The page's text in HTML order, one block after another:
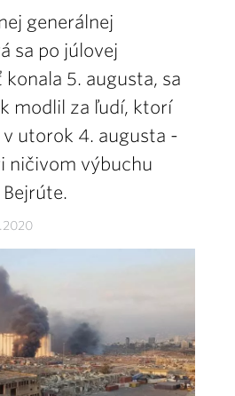
generálnej
sa po júlovej
5. augusta, sa
modlil za ľudí, ktorí
utorok 4. augusta -
ničivom výbuchu